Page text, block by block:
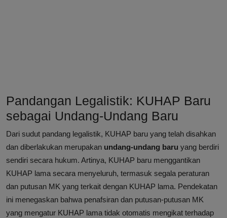
Pandangan Legalistik: KUHAP Baru
sebagai Undang-Undang Baru
Dari sudut pandang legalistik, KUHAP baru yang telah disahkan
dan diberlakukan merupakan undang-undang baru yang berdiri
sendiri secara hukum. Artinya, KUHAP baru menggantikan
KUHAP lama secara menyeluruh, termasuk segala peraturan
dan putusan MK yang terkait dengan KUHAP lama. Pendekatan
ini menegaskan bahwa penafsiran dan putusan-putusan MK
yang mengatur KUHAP lama tidak otomatis mengikat terhadap